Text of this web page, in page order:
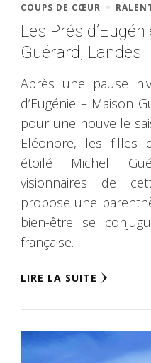
COUPS DE CŒUR
Les Prés
Guérard, Landes
Après une pause
d’Eugénie – Maison
pour une nouvelle
Eléonore, les filles
étoilé Michel
visionnaires de
propose une
bien-être se
française.
LIRE LA SUITE